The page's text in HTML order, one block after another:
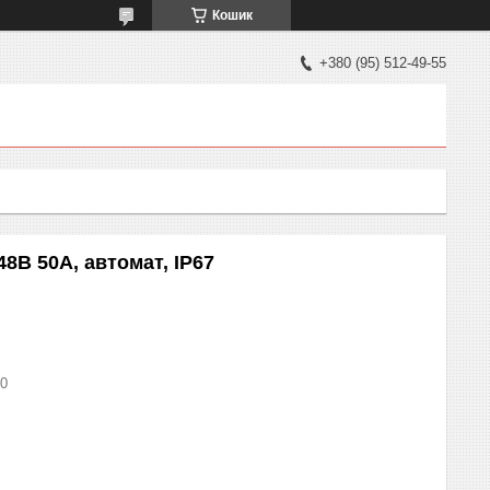
Кошик
+380 (95) 512-49-55
50А, автомат, IP67